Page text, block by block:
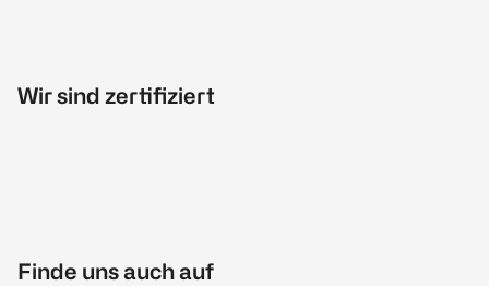
Wir sind zertifiziert
Finde uns auch auf